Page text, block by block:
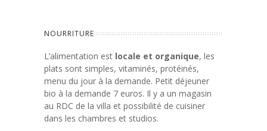
NOURRITURE
L’alimentation est locale et organique, les
plats sont simples, vitaminés, protéinés,
menu du jour à la demande. Petit déjeuner
bio à la demande 7 euros. Il y a un magasin
au RDC de la villa et possibilité de cuisiner
dans les chambres et studios.